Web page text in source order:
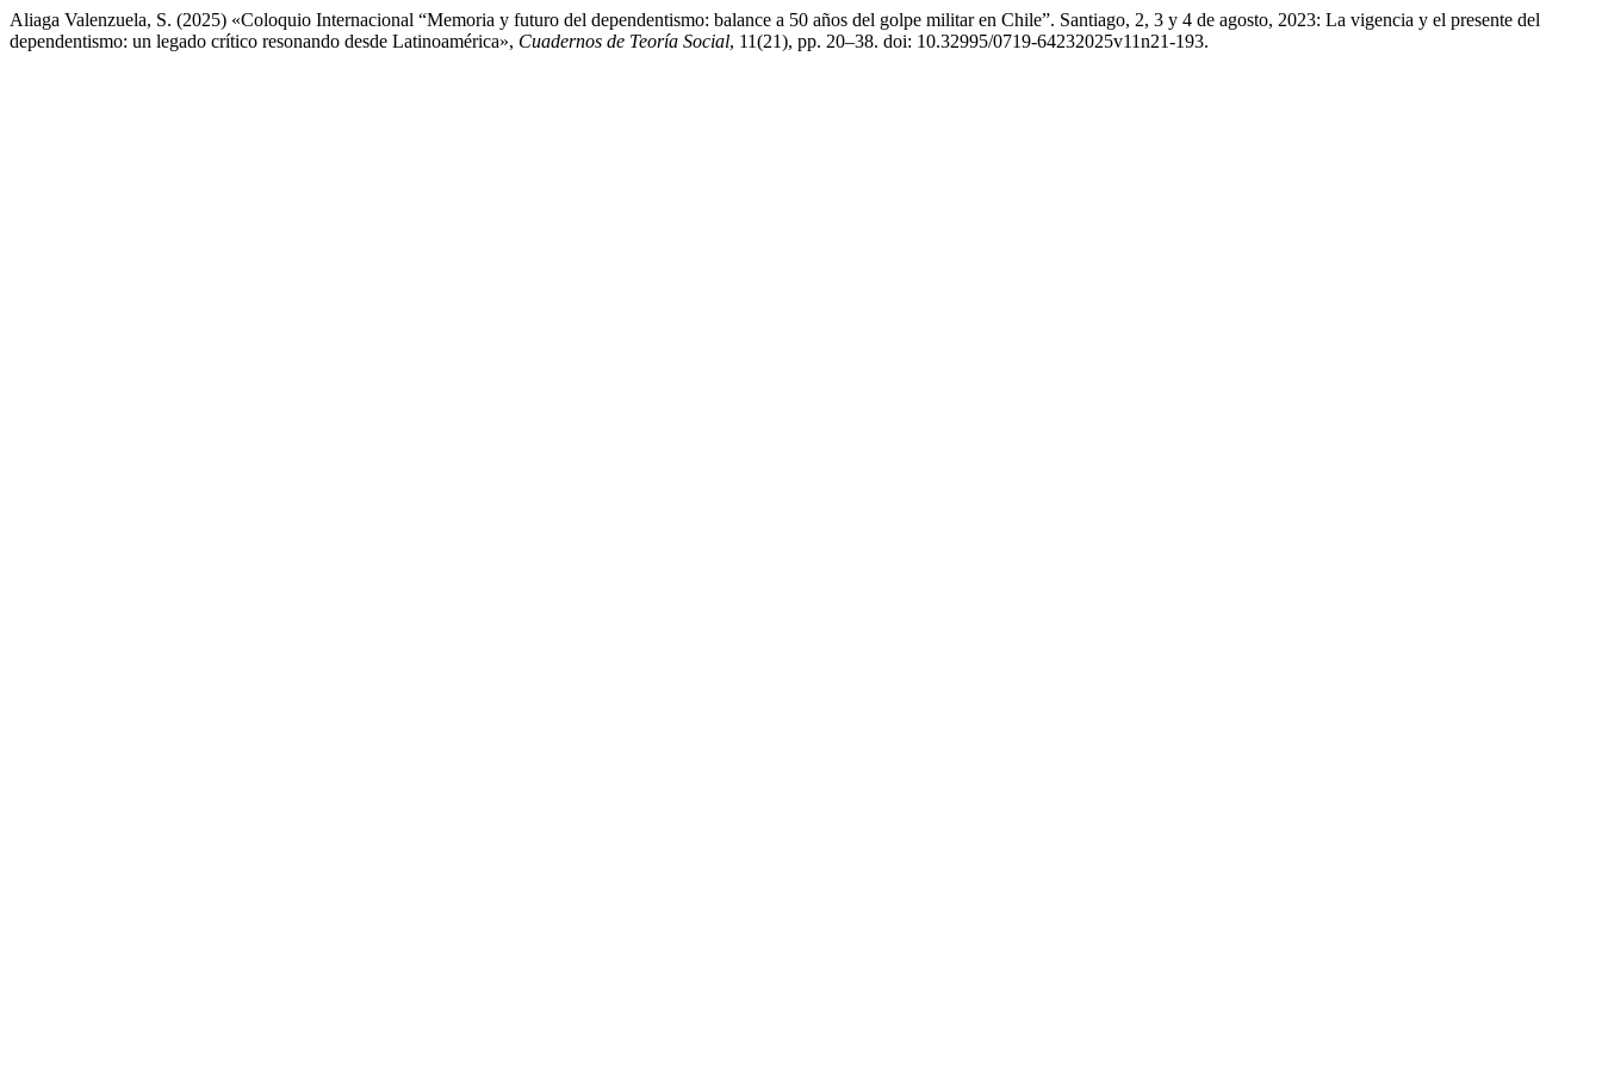
Aliaga Valenzuela, S. (2025) «Coloquio Internacional “Memoria y futuro del dependentismo: balance a 50 años del golpe militar en Chile”. Santiago, 2, 3 y 4 de agosto, 2023: La vigencia y el presente del
dependentismo: un legado crítico resonando desde Latinoamérica», Cuadernos de Teoría Social, 11(21), pp. 20–38. doi: 10.32995/0719-64232025v11n21-193.